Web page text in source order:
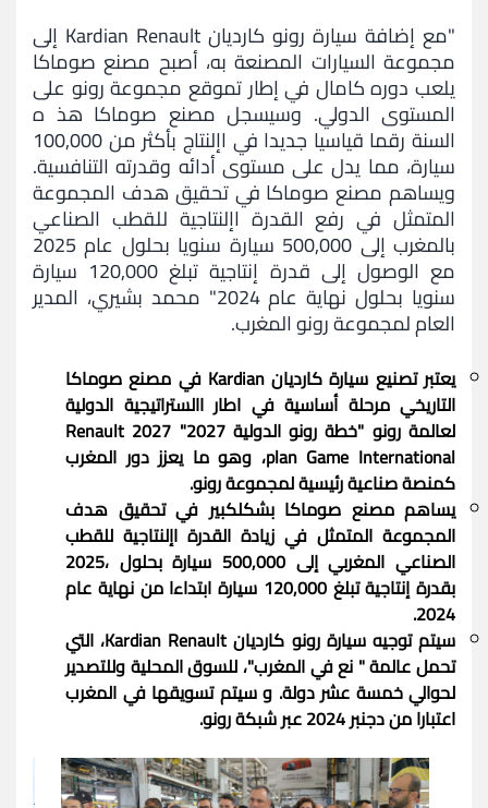
"مع إضافة سيارة رونو كارديان Kardian Renault إلى
مجموعة السيارات المصنعة به، أصبح مصنع صوماكا
يلعب دوره كامال في إطار تموقع مجموعة رونو على
المستوى الدولي. وسيسجل مصنع صوماكا هذ ه
السنة رقما قياسيا جديدا في اإلنتاج بأكثر من 100,000
سيارة، مما يدل على مستوى أدائه وقدرته التنافسية.
ويساهم مصنع صوماكا في تحقيق هدف المجموعة
المتمثل في رفع القدرة اإلنتاجية للقطب الصناعي
بالمغرب إلى 500,000 سيارة سنويا بحلول عام 2025
مع الوصول إلى قدرة إنتاجية تبلغ 120,000 سيارة
سنويا بحلول نهاية عام 2024" محمد بشيري، المدير
العام لمجموعة رونو المغرب.
يعتبر تصنيع سيارة كارديان Kardian في مصنع صوماكا
التاريخي مرحلة أساسية في اطار االستراتيجية الدولية
لعالمة رونو "خطة رونو الدولية 2027" Renault 2027
plan Game International، وهو ما يعزز دور المغرب
كمنصة صناعية رئيسية لمجموعة رونو.
يساهم مصنع صوماكا بشكلكبير في تحقيق هدف
المجموعة المتمثل في زيادة القدرة اإلنتاجية للقطب
الصناعي المغربي إلى 500,000 سيارة بحلول ،2025
بقدرة إنتاجية تبلغ 120,000 سيارة ابتداءا من نهاية عام
2024.
سيتم توجيه سيارة رونو كارديان Kardian Renault، التي
تحمل عالمة " نع في المغرب"، للسوق المحلية وللتصدير
لحوالي خمسة عشر دولة. و سيتم تسويقها في المغرب
اعتبارا من دجنبر 2024 عبر شبكة رونو.